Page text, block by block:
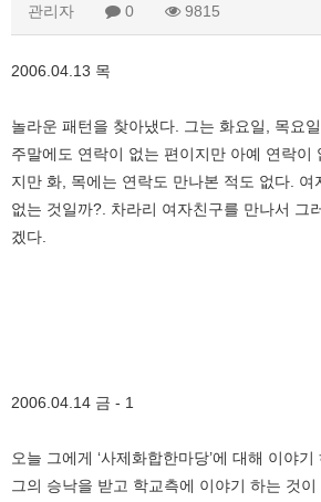
관리자 0 9815
2006.04.13 목
놀라운 패턴을 찾아냈다. 그는 화요일, 목요
주말에도 연락이 없는 편이지만 아예 연락이
지만 화, 목에는 연락도 만나본 적도 없다. 여
없는 것일까?. 차라리 여자친구를 만나서 그
겠다.
2006.04.14 금 - 1
오늘 그에게 ‘사제화합한마당’에 대해 이야
그의 승낙을 받고 학교측에 이야기 하는 것